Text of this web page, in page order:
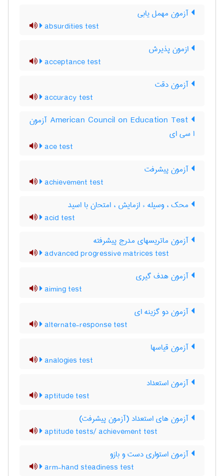
آزمون مهمل یابی
absurdities test
ازمون پذیرش
acceptance test
آزمون دقت
accuracy test
‎American Council on Education Test آزمون
ا سی ای
ace test
آزمون پيشرفت
achievement test
محک ، وسیله ء ازمایش ، امتحان با اسید
acid test
آزمون ماتریسهای مدرج پیشرفته
advanced progressive matrices test
آزمون هدف گیری
aiming test
آزمون دو گزینه ای
alternate-response test
آزمون قیاسها
analogies test
آزمون استعداد
aptitude test
آزمون های استعداد (آزمون پیشرفت)
aptitude tests/ achievement test
آزمون استواری دست و بازو
arm-hand steadiness test